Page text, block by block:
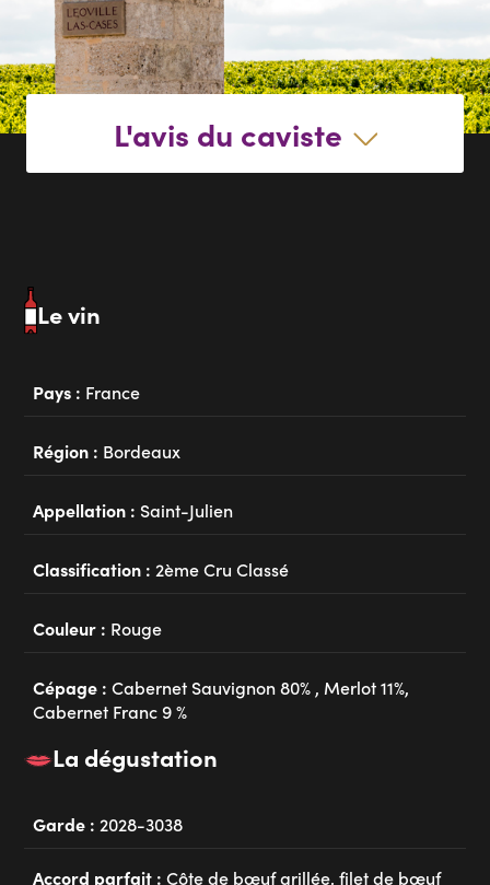
L'avis du caviste
Le vin
Pays : France
Région : Bordeaux
Appellation : Saint-Julien
Classification : 2ème Cru Classé
Couleur : Rouge
Cépage :Cabernet Sauvignon 80% , Merlot 11%,
Cabernet Franc 9 %
La dégustation
Garde : 2028-3038
Accord parfait :Côte de bœuf grillée, filet de bœuf